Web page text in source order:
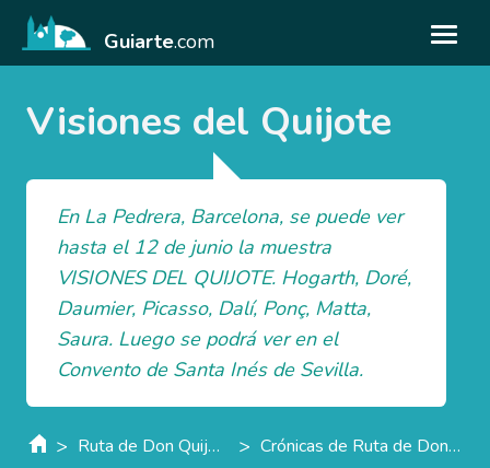
Guiarte.com
Visiones del Quijote
En La Pedrera, Barcelona, se puede ver
hasta el 12 de junio la muestra
VISIONES DEL QUIJOTE. Hogarth, Doré,
Daumier, Picasso, Dalí, Ponç, Matta,
Saura. Luego se podrá ver en el
Convento de Santa Inés de Sevilla.
> Ruta de Don Quijote de La Mancha > Crónicas de Ruta de Don Quijote de La Mancha